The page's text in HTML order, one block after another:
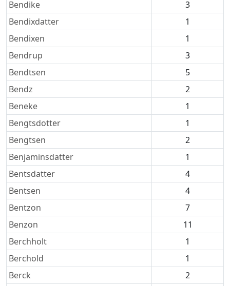
Bendike
3
Bendixdatter
1
Bendixen
1
Bendrup
3
Bendtsen
5
Bendz
2
Beneke
1
Bengtsdotter
1
Bengtsen
2
Benjaminsdatter
1
Bentsdatter
4
Bentsen
4
Bentzon
7
Benzon
11
Berchholt
1
Berchold
1
Berck
2